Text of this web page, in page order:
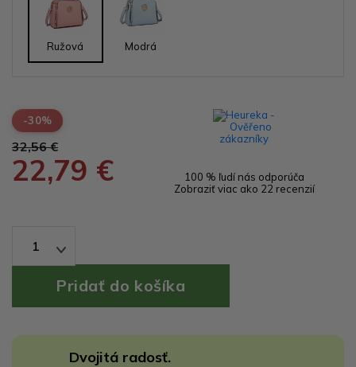
Ružová Modrá
-30%
32,56 €
22,79 €
100 % ľudí nás odporúča
Zobraziť viac ako 22 recenzií
1
Dvojitá radosť.